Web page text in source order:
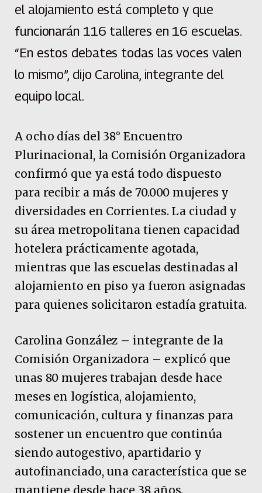
el alojamiento está completo y que
funcionarán 116 talleres en 16 escuelas.
“En estos debates todas las voces valen
lo mismo”, dijo Carolina, integrante del
equipo local.
A ocho días del 38° Encuentro
Plurinacional, la Comisión Organizadora
confirmó que ya está todo dispuesto
para recibir a más de 70.000 mujeres y
diversidades en Corrientes. La ciudad y
su área metropolitana tienen capacidad
hotelera prácticamente agotada,
mientras que las escuelas destinadas al
alojamiento en piso ya fueron asignadas
para quienes solicitaron estadía gratuita.
Carolina González – integrante de la
Comisión Organizadora – explicó que
unas 80 mujeres trabajan desde hace
meses en logística, alojamiento,
comunicación, cultura y finanzas para
sostener un encuentro que continúa
siendo autogestivo, apartidario y
autofinanciado, una característica que se